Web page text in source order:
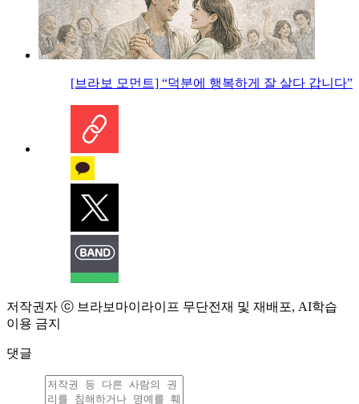
[브라보 모먼트] “덕분에 행복하게 잘 살다 갑니다”
저작권자 ⓒ 브라보마이라이프 무단전재 및 재배포, AI학습
이용 금지
댓글